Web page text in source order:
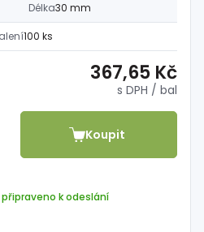
Délka30 mm
100 ks
367,65 Kč
s DPH / bal
Koupit
k odeslání